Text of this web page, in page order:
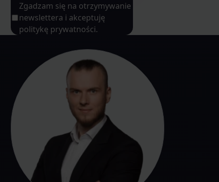
Zgadzam się na otrzymywanie
newslettera i akceptuję
politykę prywatności.